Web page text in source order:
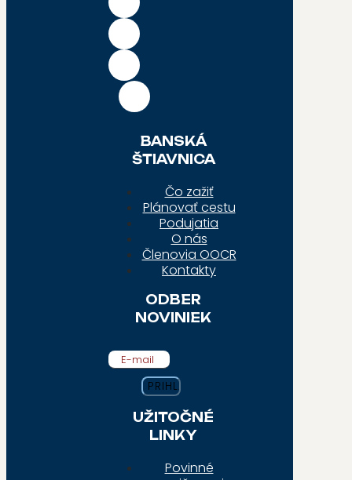
BANSKÁ
ŠTIAVNICA
Čo zažiť
Plánovať cestu
Podujatia
O nás
Členovia OOCR
Kontakty
ODBER
NOVINIEK
E-mail
UŽITOČNÉ
LINKY
Povinné